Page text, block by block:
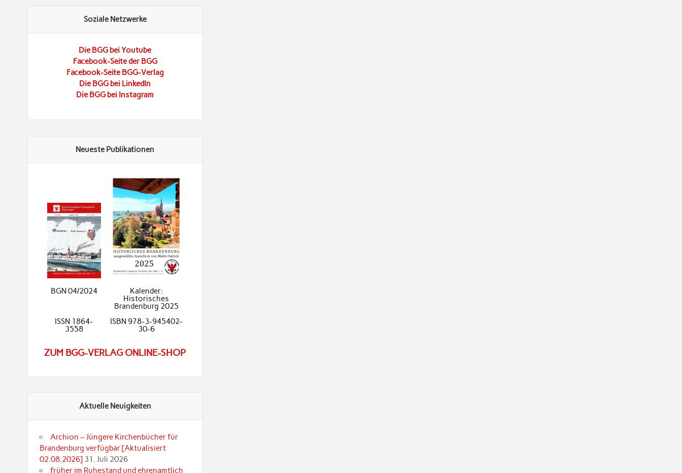
Soziale Netzwerke
Die BGG bei Youtube
Facebook-Seite der BGG
Facebook-Seite BGG-Verlag
Die BGG bei LinkedIn
Die BGG bei Instagram
Neueste Publikationen
BGN 04/2024
Kalender:
Historisches
Brandenburg 2025
ISSN 1864-
3558
ISBN 978-3-945402-
30-6
ZUM BGG-VERLAG ONLINE-SHOP
Aktuelle Neuigkeiten
Archion – Jüngere Kirchenbücher für
Brandenburg verfügbar [Aktualisiert
02.08.2026] 31. Juli 2026
früher im Ruhestand und ehrenamtlich